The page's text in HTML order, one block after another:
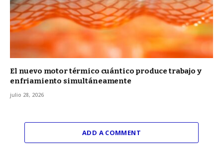
El nuevo motor térmico cuántico produce trabajo y
enfriamiento simultáneamente
julio 28, 2026
ADD A COMMENT